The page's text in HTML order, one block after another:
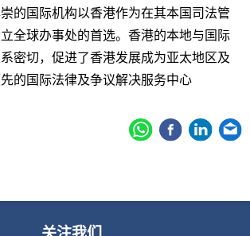
的国际机构以香港作为在其本国司法管
全球办事处的首选。香港的本地与国际
密切，促进了香港发展成为亚太地区及
的国际法律及争议解决服务中心